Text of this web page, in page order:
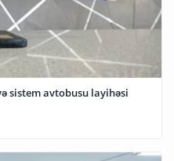
sistem avtobusu layihəsi